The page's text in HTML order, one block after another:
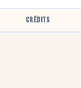
CRÉDITS